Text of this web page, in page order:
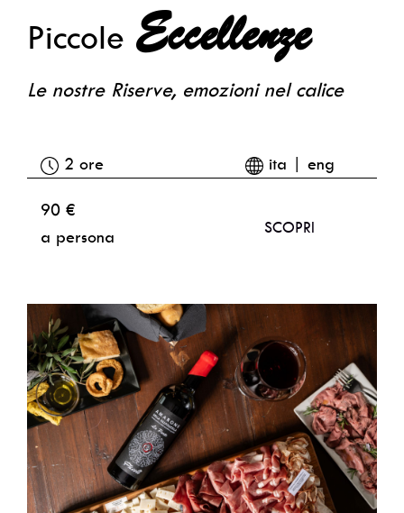
Piccole Eccellenze
Le nostre Riserve, emozioni nel calice
2 ore ita | eng
90 €
a persona
SCOPRI